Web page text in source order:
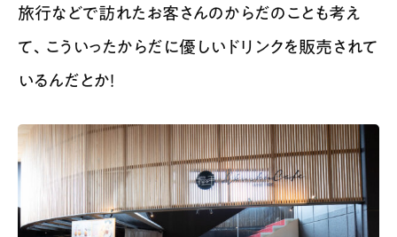
旅行などで訪れたお客さんのからだのことも考え
て、こういったからだに優しいドリンクを販売されて
いるんだとか！